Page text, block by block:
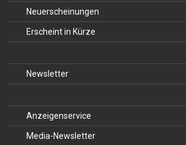
Neuerscheinungen
Erscheint in Kürze
Newsletter
Anzeigenservice
Media-Newsletter